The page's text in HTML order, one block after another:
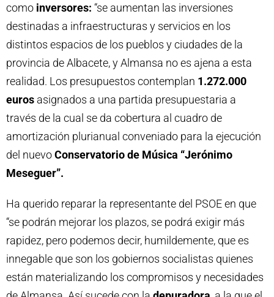
como inversores: “se aumentan las inversiones
destinadas a infraestructuras y servicios en los
distintos espacios de los pueblos y ciudades de la
provincia de Albacete, y Almansa no es ajena a esta
realidad. Los presupuestos contemplan 1.272.000
euros asignados a una partida presupuestaria a
través de la cual se da cobertura al cuadro de
amortización plurianual conveniado para la ejecución
del nuevoConservatorio de Música “Jerónimo
Meseguer”.
Ha querido reparar la representante del PSOE en que
“se podrán mejorar los plazos, se podrá exigir más
rapidez, pero podemos decir, humildemente, que es
innegable que son los gobiernos socialistas quienes
están materializando los compromisos y necesidades